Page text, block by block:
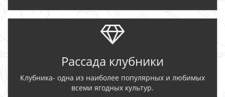
Рассада клубники
Клубника- одна из наиболее популярных и любимых
всеми ягодных культур.